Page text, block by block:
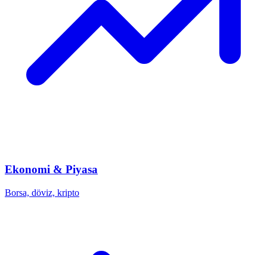
Ekonomi & Piyasa
Borsa, döviz, kripto